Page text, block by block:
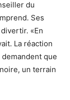
du
Ses
«En
La réaction
que
un terrain